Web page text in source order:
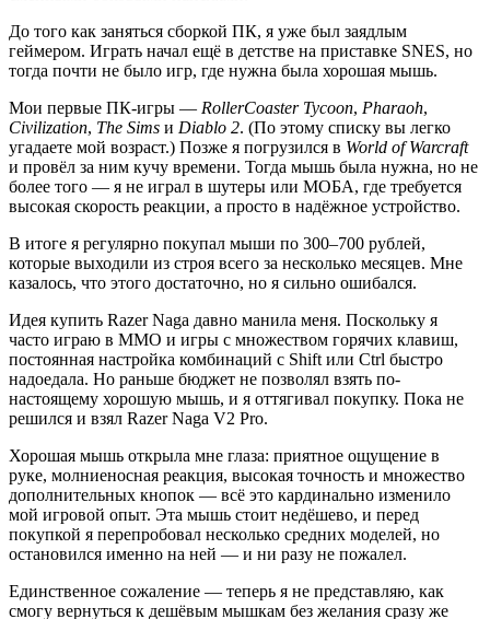
До того как заняться сборкой ПК, я уже был заядлым
геймером. Играть начал ещё в детстве на приставке SNES, но
тогда почти не было игр, где нужна была хорошая мышь.
Мои первые ПК-игры — RollerCoaster Tycoon, Pharaoh,
Civilization, The Sims и Diablo 2. (По этому списку вы легко
угадаете мой возраст.) Позже я погрузился в World of Warcraft
и провёл за ним кучу времени. Тогда мышь была нужна, но не
более того — я не играл в шутеры или МОБА, где требуется
высокая скорость реакции, а просто в надёжное устройство.
В итоге я регулярно покупал мыши по 300–700 рублей,
которые выходили из строя всего за несколько месяцев. Мне
казалось, что этого достаточно, но я сильно ошибался.
Идея купить Razer Naga давно манила меня. Поскольку я
часто играю в ММО и игры с множеством горячих клавиш,
постоянная настройка комбинаций с Shift или Ctrl быстро
надоедала. Но раньше бюджет не позволял взять по-
настоящему хорошую мышь, и я оттягивал покупку. Пока не
решился и взял Razer Naga V2 Pro.
Хорошая мышь открыла мне глаза: приятное ощущение в
руке, молниеносная реакция, высокая точность и множество
дополнительных кнопок — всё это кардинально изменило
мой игровой опыт. Эта мышь стоит недёшево, и перед
покупкой я перепробовал несколько средних моделей, но
остановился именно на ней — и ни разу не пожалел.
Единственное сожаление — теперь я не представляю, как
смогу вернуться к дешёвым мышкам без желания сразу же